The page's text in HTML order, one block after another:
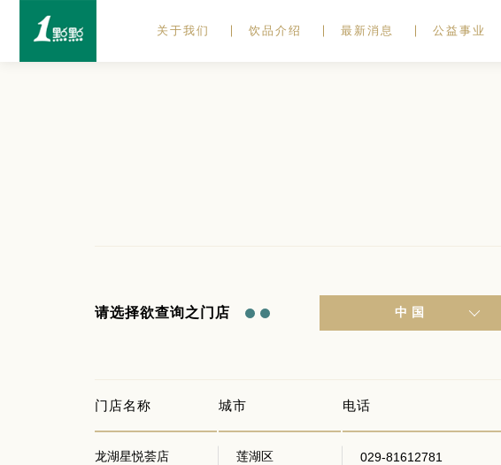
关于我们 饮品介绍 最新消息 公益事业
请选择欲查询之门店 中国
门店名称 城市 电话
龙湖星悦荟店 莲湖区 029-81612781